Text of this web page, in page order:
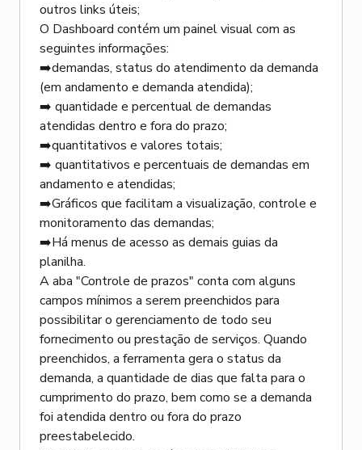
outros links úteis;
O Dashboard contém um painel visual com as
seguintes informações:
➡️demandas, status do atendimento da demanda
(em andamento e demanda atendida);
➡️ quantidade e percentual de demandas
atendidas dentro e fora do prazo;
➡️quantitativos e valores totais;
➡️ quantitativos e percentuais de demandas em
andamento e atendidas;
➡️Gráficos que facilitam a visualização, controle e
monitoramento das demandas;
➡️Há menus de acesso as demais guias da
planilha.
A aba "Controle de prazos" conta com alguns
campos mínimos a serem preenchidos para
possibilitar o gerenciamento de todo seu
fornecimento ou prestação de serviços. Quando
preenchidos, a ferramenta gera o status da
demanda, a quantidade de dias que falta para o
cumprimento do prazo, bem como se a demanda
foi atendida dentro ou fora do prazo
preestabelecido.